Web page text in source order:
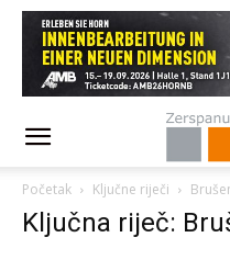
Početak Ključne riječi
Ključna riječ: